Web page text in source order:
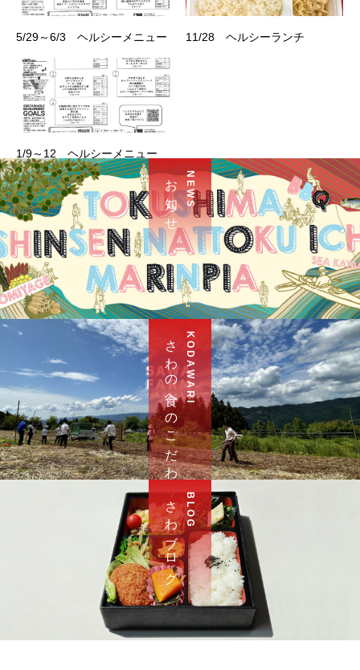
5/29～6/3 ヘルシーメニュー 11/28 ヘルシーランチ
1/9～12 ヘルシーメニュー
N E W S
お 知 ら せ
K O D A W A R I
さ わ の 食 へ の こ だ わ り
B L O G
さ わ ブ ロ グ